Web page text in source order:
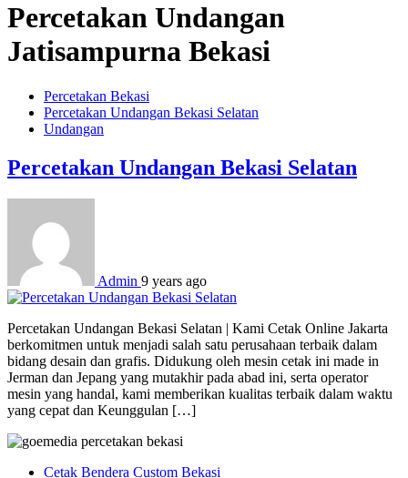
Percetakan Undangan
Jatisampurna Bekasi
Percetakan Bekasi
Percetakan Undangan Bekasi Selatan
Undangan
Percetakan Undangan Bekasi Selatan
Admin 9 years ago
Percetakan Undangan Bekasi Selatan | Kami Cetak Online Jakarta
berkomitmen untuk menjadi salah satu perusahaan terbaik dalam
bidang desain dan grafis. Didukung oleh mesin cetak ini made in
Jerman dan Jepang yang mutakhir pada abad ini, serta operator
mesin yang handal, kami memberikan kualitas terbaik dalam waktu
yang cepat dan Keunggulan […]
Cetak Bendera Custom Bekasi